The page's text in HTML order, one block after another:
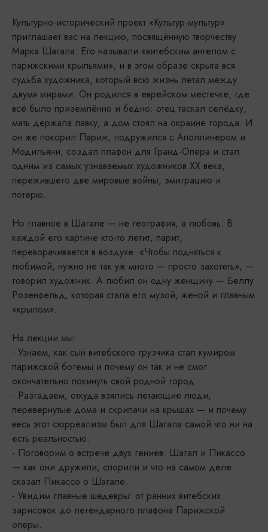
Культурно-исторический проект «Культур-мультур»
приглашает вас на лекцию, посвящённую творчеству
Марка Шагала. Его называли «витебским ангелом с
парижскими крыльями», и в этом образе скрыта вся
судьба художника, который всю жизнь летал между
двумя мирами. Он родился в еврейском местечке, где
всё было приземлённо и бедно: отец таскал селёдку,
мать держала лавку, а дом стоял на окраине города. И
он же покорил Париж, подружился с Аполлинером и
Модильяни, создал плафон для Гранд-Опера и стал
одним из самых узнаваемых художников XX века,
пережившего две мировые войны, эмиграцию и
потерю.
Но главное в Шагале — не география, а любовь. В
каждой его картине кто-то летит, парит,
переворачивается в воздухе. «Чтобы подняться к
любимой, нужно не так уж много — просто захотеть», —
говорил художник. А любил он одну женщину — Беллу
Розенфельд, которая стала его музой, женой и главным
«крылом».
На лекции мы:
- Узнаем, как сын витебского грузчика стал кумиром
парижской богемы и почему он так и не смог
окончательно покинуть свой родной город.
- Разгадаем, откуда взялись летающие люди,
перевёрнутые дома и скрипачи на крышах — и почему
весь этот сюрреализм был для Шагала самой что ни на
есть реальностью.
- Поговорим о встрече двух гениев: Шагал и Пикассо
— как они дружили, спорили и что на самом деле
сказал Пикассо о Шагале.
- Увидим главные шедевры: от ранних витебских
зарисовок до легендарного плафона Парижской
оперы.